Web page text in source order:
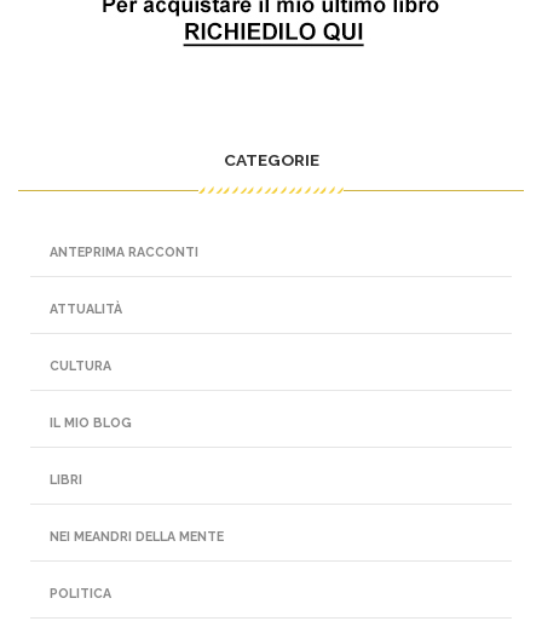
CATEGORIE
ANTEPRIMA RACCONTI
ATTUALITÀ
CULTURA
IL MIO BLOG
LIBRI
NEI MEANDRI DELLA MENTE
POLITICA